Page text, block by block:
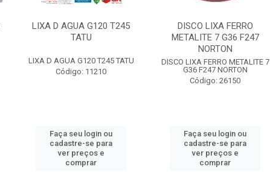
LIXA D AGUA G120 T245
TATU
LIXA D AGUA G120 T245 TATU
Código: 11210
Faça seu login ou
cadastre-se para
ver preços e
comprar
DISCO LIXA FERRO
METALITE 7 G36 F247
NORTON
DISCO LIXA FERRO METALITE 7
G36 F247 NORTON
Código: 26150
Faça seu login ou
cadastre-se para
ver preços e
comprar